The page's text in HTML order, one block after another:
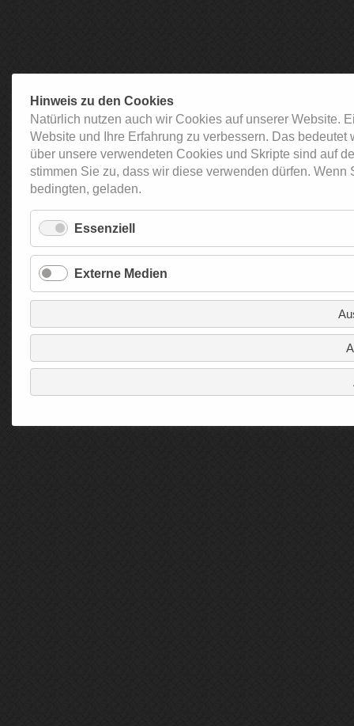
Hinweis zu den Cookies
Natürlich nutzen auch wir Cookies auf unserer Website.
Website und Ihre Erfahrung zu verbessern. Das
über unsere verwendeten Cookies und Skripte sind auf
stimmen Sie zu, dass wir diese verwenden dürfen.
bedingten, geladen.
Essenziell
Externe Medien